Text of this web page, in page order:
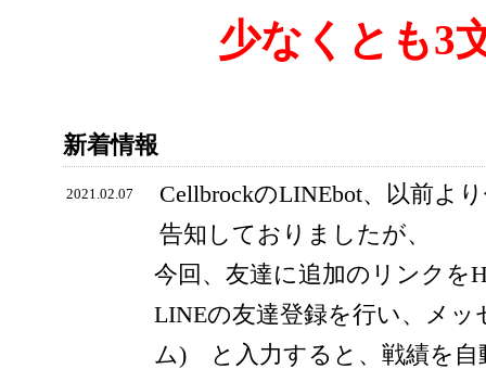
少なくとも3
新着情報
2021.02.07
CellbrockのLINEbot、以前よ
告知しておりましたが、
今回、友達に追加のリンクを
LINEの友達登録を行い、メ
ム) と入力すると、戦績を自